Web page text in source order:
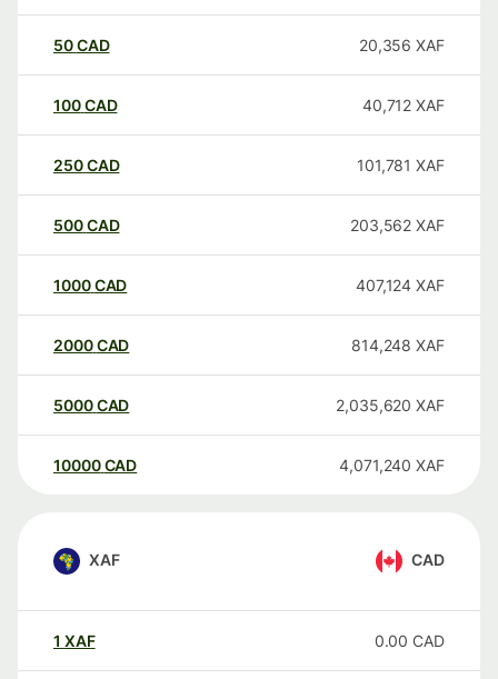
50CAD 20,356 XAF
100CAD 40,712 XAF
250CAD 101,781 XAF
500CAD 203,562 XAF
1000CAD 407,124 XAF
2000CAD 814,248 XAF
5000CAD 2,035,620 XAF
10000 CAD 4,071,240 XAF
XAF CAD
1 XAF 0.00 CAD